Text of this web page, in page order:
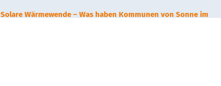
Solare Wärmewende – Was haben Kommunen von Sonne im